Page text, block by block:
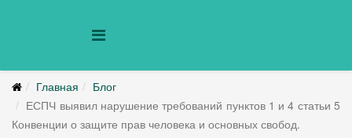
Главная
Блог
ЕСПЧ выявил нарушение требований пунктов 1 и 4 статьи 5
Конвенции о защите прав человека и основных свобод.